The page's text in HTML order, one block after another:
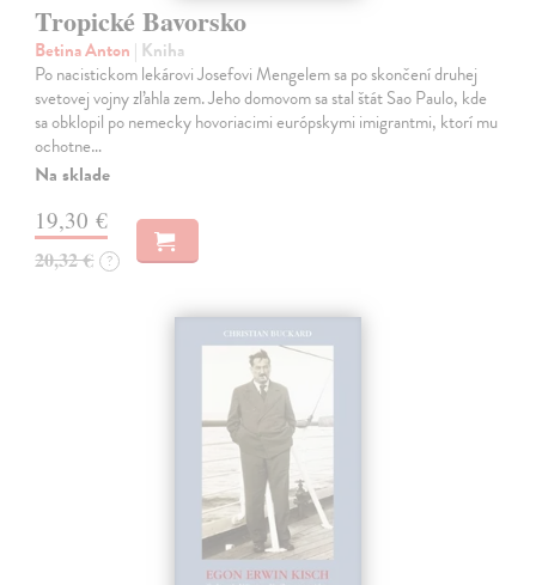
Tropické Bavorsko
Betina Anton | Kniha
Po nacistickom lekárovi Josefovi Mengelem sa po skončení druhej
svetovej vojny zľahla zem. Jeho domovom sa stal štát Sao Paulo, kde
sa obklopil po nemecky hovoriacimi európskymi imigrantmi, ktorí mu
ochotne…
Na sklade
19,30 €
20,32 € ?